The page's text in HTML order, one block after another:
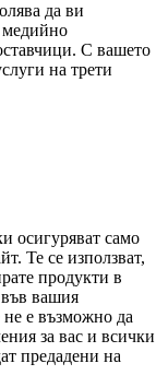
да ви
медийно
С вашето
на трети
осигуряват само
Те се използват,
продукти в
във вашия
не е възможно да
за вас и всички
предадени на